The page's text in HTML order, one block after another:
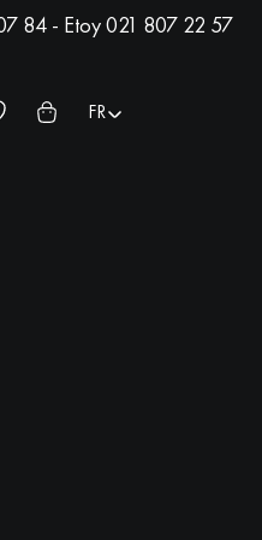
IMMÉDIATE |
84 - Etoy 021 807 22 57
FR
Fermer